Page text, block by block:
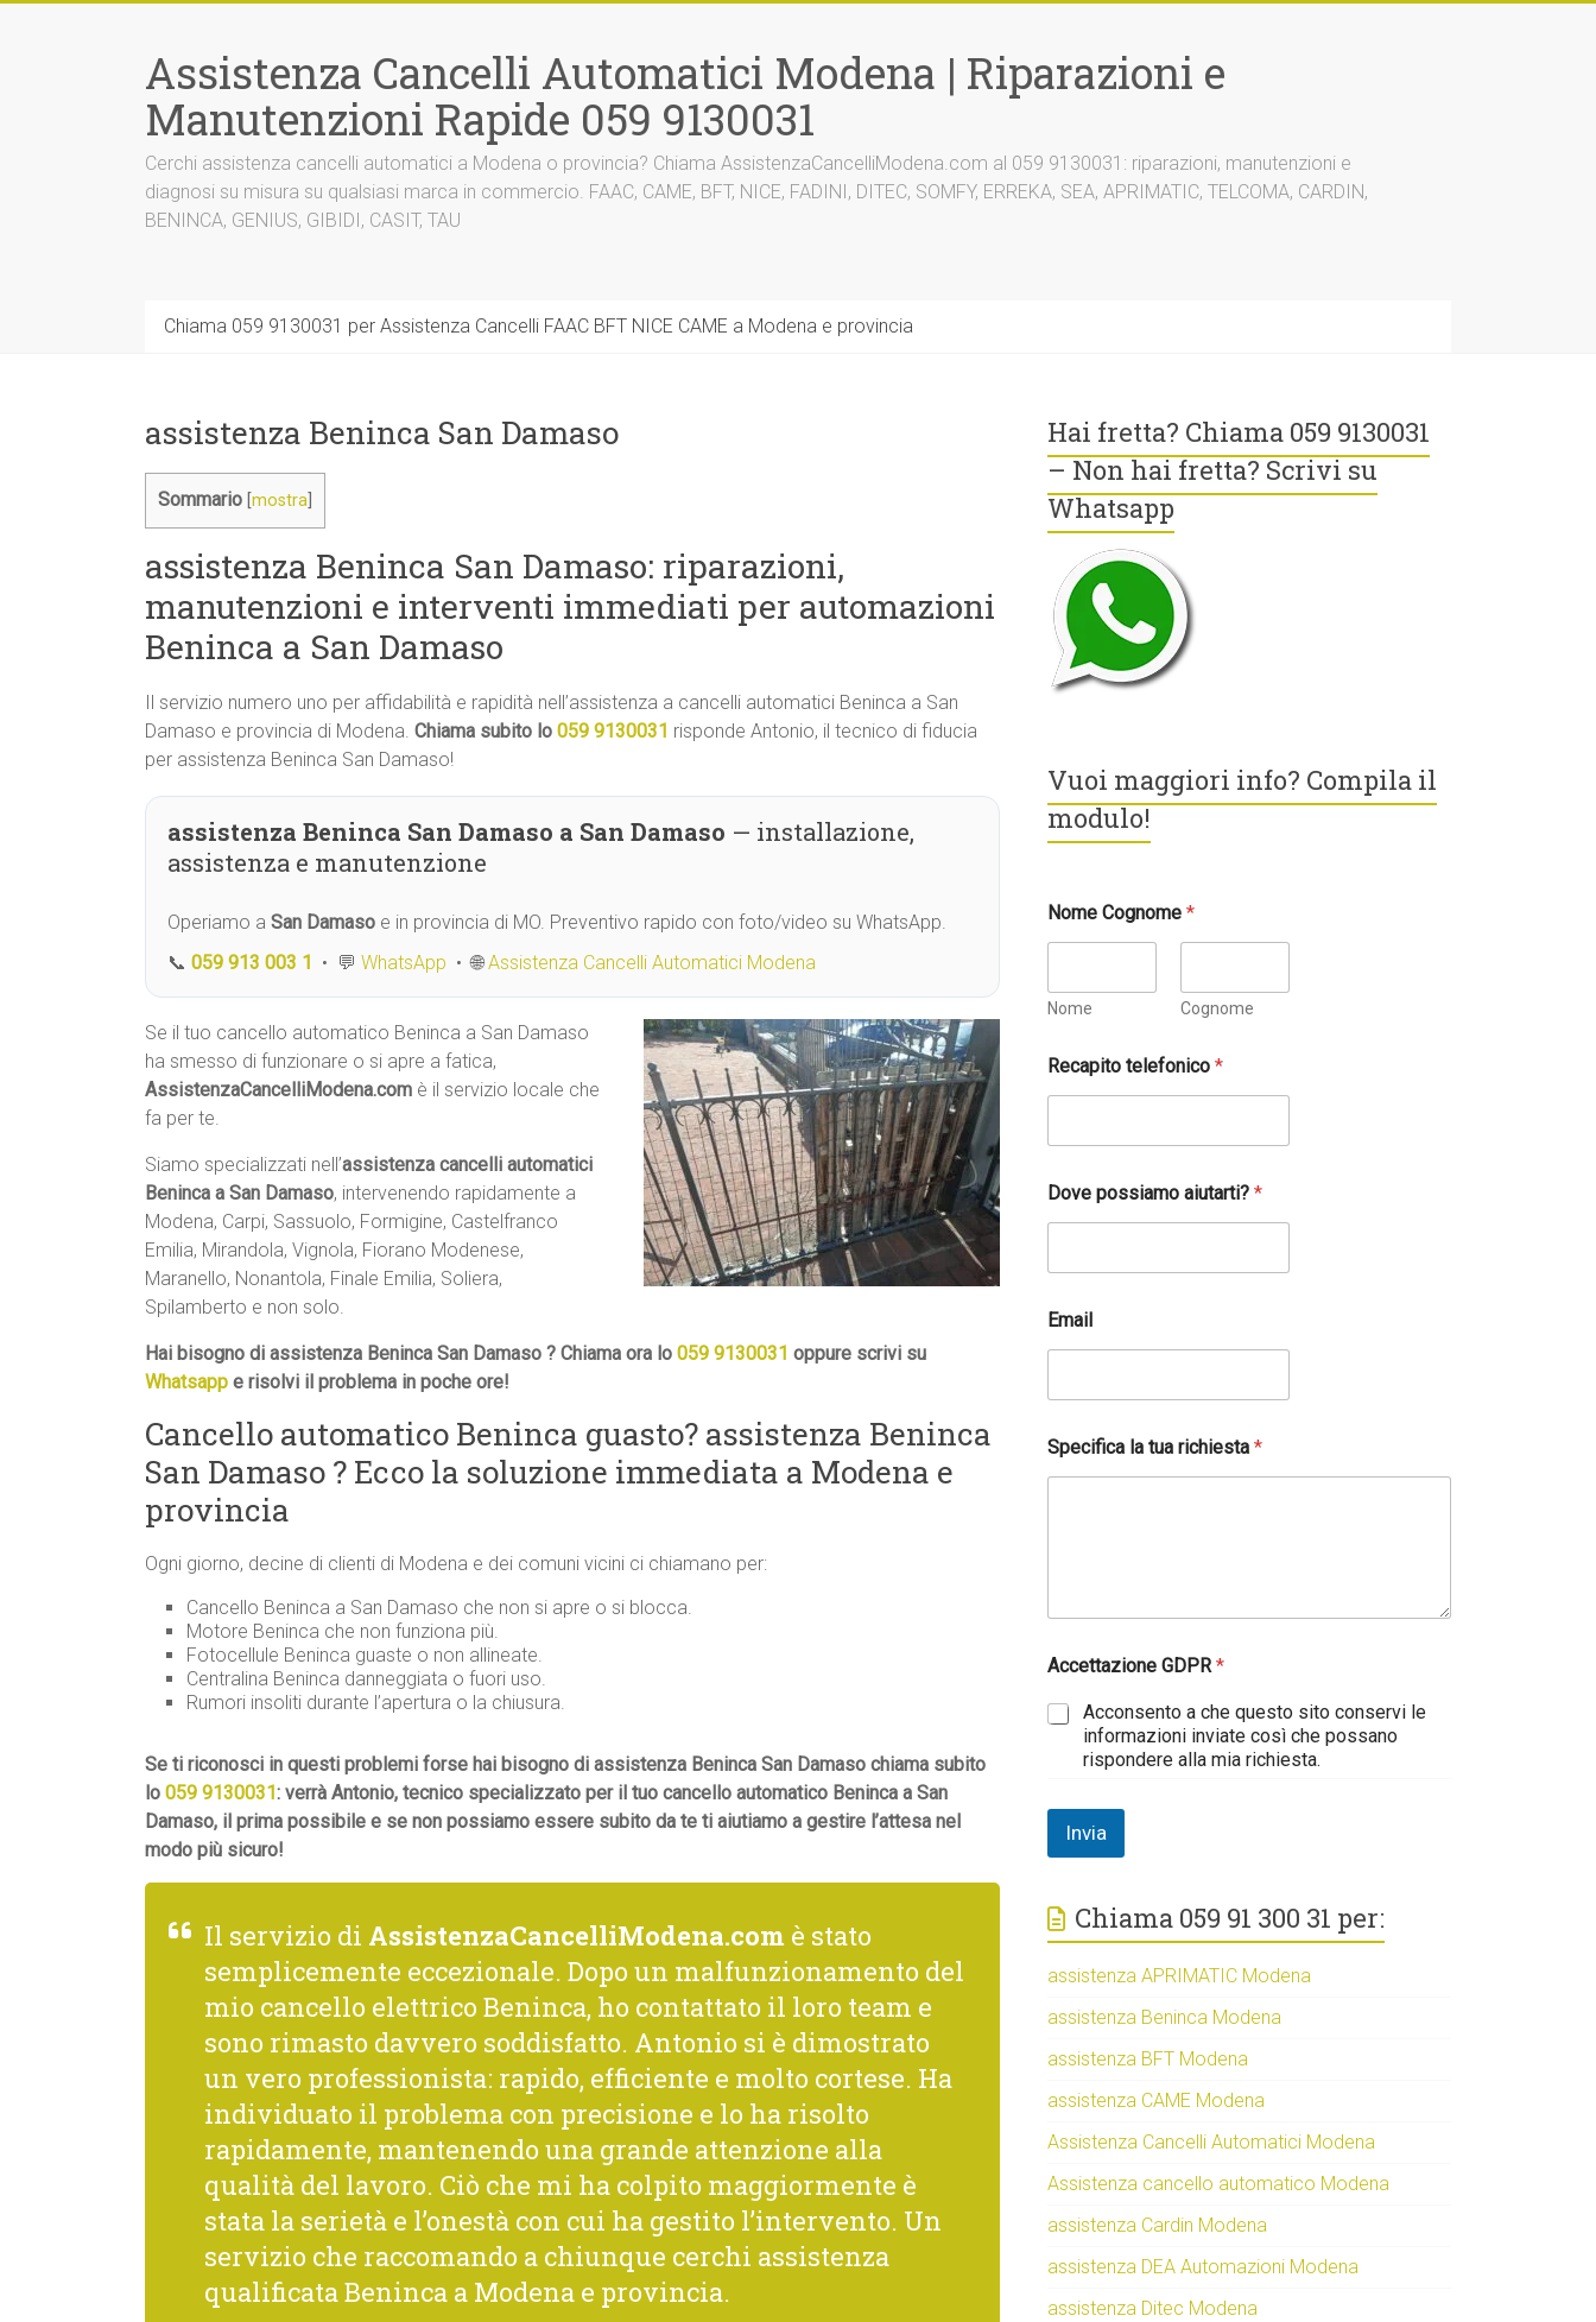
Assistenza Cancelli Automatici Modena | Riparazioni e
Manutenzioni Rapide 059 9130031
Cerchi assistenza cancelli automatici a Modena o provincia? Chiama AssistenzaCancelliModena.com al 059 9130031: riparazioni, manutenzioni e
diagnosi su misura su qualsiasi marca in commercio. FAAC, CAME, BFT, NICE, FADINI, DITEC, SOMFY, ERREKA, SEA, APRIMATIC, TELCOMA, CARDIN,
BENINCA, GENIUS, GIBIDI, CASIT, TAU
Chiama 059 9130031 per Assistenza Cancelli FAAC BFT NICE CAME a Modena e provincia
assistenza Beninca San Damaso
Sommario mostra
assistenza Beninca San Damaso: riparazioni,
manutenzioni e interventi immediati per automazioni
Beninca a San Damaso
Il servizio numero uno per affidabilità e rapidità nell’assistenza a cancelli automatici Beninca a San
Damaso e provincia di Modena. Chiama subito lo 059 9130031 risponde Antonio, il tecnico di fiducia
per assistenza Beninca San Damaso!
assistenza Beninca San Damaso a San Damaso — installazione,
assistenza e manutenzione
Operiamo a San Damaso e in provincia di MO. Preventivo rapido con foto/video su WhatsApp.
📞 059 913 003 1 • 💬 WhatsApp • 🌐Assistenza Cancelli Automatici Modena
Se il tuo cancello automatico Beninca a San Damaso
ha smesso di funzionare o si apre a fatica,
AssistenzaCancelliModena.com è il servizio locale che
fa per te.
Siamo specializzati nell’assistenza cancelli automatici
Beninca a San Damaso, intervenendo rapidamente a
Modena, Carpi, Sassuolo, Formigine, Castelfranco
Emilia, Mirandola, Vignola, Fiorano Modenese,
Maranello, Nonantola, Finale Emilia, Soliera,
Spilamberto e non solo.
Hai bisogno di assistenza Beninca San Damaso ? Chiama ora lo 059 9130031 oppure scrivi su
Whatsapp e risolvi il problema in poche ore!
Cancello automatico Beninca guasto? assistenza Beninca
San Damaso ? Ecco la soluzione immediata a Modena e
provincia
Ogni giorno, decine di clienti di Modena e dei comuni vicini ci chiamano per:
Cancello Beninca a San Damaso che non si apre o si blocca.
Motore Beninca che non funziona più.
Fotocellule Beninca guaste o non allineate.
Centralina Beninca danneggiata o fuori uso.
Rumori insoliti durante l’apertura o la chiusura.
Se ti riconosci in questi problemi forse hai bisogno di assistenza Beninca San Damaso chiama subito
lo 059 9130031 : verrà Antonio, tecnico specializzato per il tuo cancello automatico Beninca a San
Damaso, il prima possibile e se non possiamo essere subito da te ti aiutiamo a gestire l’attesa nel
modo più sicuro!
Il servizio di AssistenzaCancelliModena.com è stato
semplicemente eccezionale. Dopo un malfunzionamento del
mio cancello elettrico Beninca, ho contattato il loro team e
sono rimasto davvero soddisfatto. Antonio si è dimostrato
un vero professionista: rapido, efficiente e molto cortese. Ha
individuato il problema con precisione e lo ha risolto
rapidamente, mantenendo una grande attenzione alla
qualità del lavoro. Ciò che mi ha colpito maggiormente è
stata la serietà e l’onestà con cui ha gestito l’intervento. Un
servizio che raccomando a chiunque cerchi assistenza
qualificata Beninca a Modena e provincia.
Hai fretta? Chiama 059 9130031
– Non hai fretta? Scrivi su
Whatsapp
Vuoi maggiori info? Compila il
modulo!
Nome Cognome*
Nome Cognome
Recapito telefonico*
Dove possiamo aiutarti?*
Email
Specifica la tua richiesta*
E
o
n
e
Accettazione GDPR*
Acconsento a che questo sito conservi le
informazioni inviate così che possano
rispondere alla mia richiesta.
Invia
Chiama 059 91 300 31 per:
assistenza APRIMATIC Modena
assistenza Beninca Modena
assistenza BFT Modena
assistenza CAME Modena
Assistenza Cancelli Automatici Modena
Assistenza cancello automatico Modena
assistenza Cardin Modena
assistenza DEA Automazioni Modena
assistenza Ditec Modena